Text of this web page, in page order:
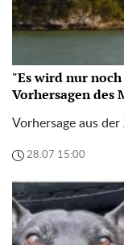
"Es wird nur
Vorhersagen des
Vorhersage aus
28.07 15:00